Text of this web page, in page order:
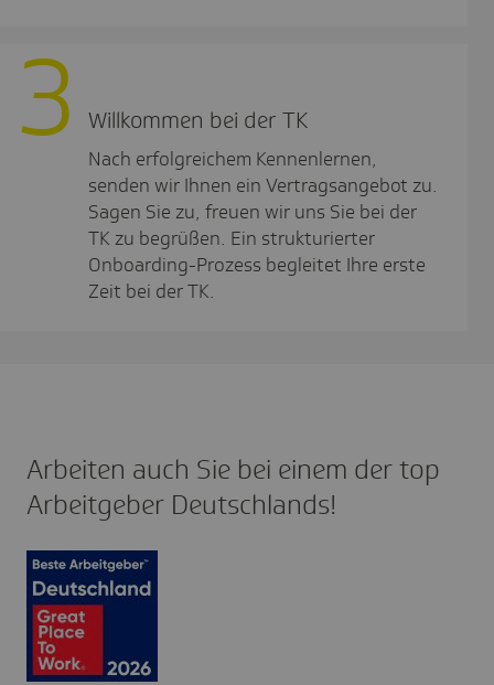
3 Will­kommen bei der TK
Nach erfolgreichem Kennenlernen,
senden wir Ihnen ein Vertragsangebot zu.
Sagen Sie zu, freuen wir uns Sie bei der
TK zu begrüßen. Ein strukturierter
Onboarding-Prozess begleitet Ihre erste
Zeit bei der TK.
Arbeiten auch Sie bei einem der top
Arbeit­geber Deutsch­lands!